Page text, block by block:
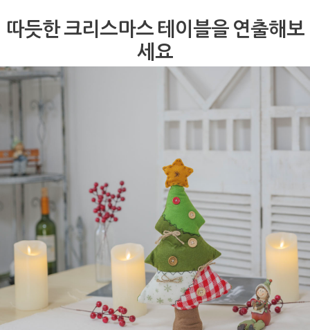
따듯한 크리스마스 테이블을 연출해보
세요